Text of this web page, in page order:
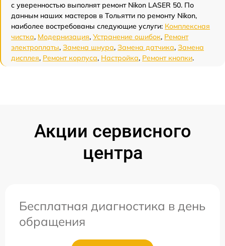
с уверенностью выполнят ремонт Nikon LASER 50. По
данным наших мастеров в Тольятти по ремонту Nikon,
наиболее востребованы следующие услуги: Комплексная
чистка, Модернизация, Устранение ошибок, Ремонт
электроплаты, Замена шнура, Замена датчика, Замена
дисплея, Ремонт корпуса, Настройка, Ремонт кнопки.
Акции сервисного
центра
Бесплатная диагностика в день
обращения